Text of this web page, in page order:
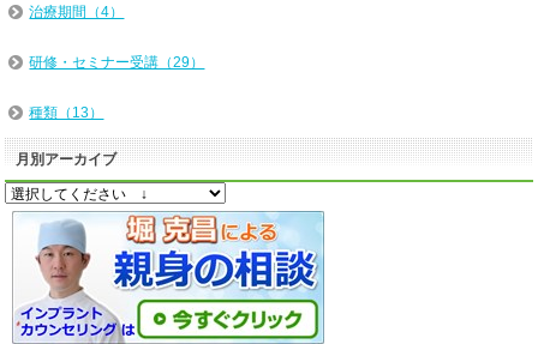
治療期間（4）
研修・セミナー受講（29）
種類（13）
月別アーカイブ